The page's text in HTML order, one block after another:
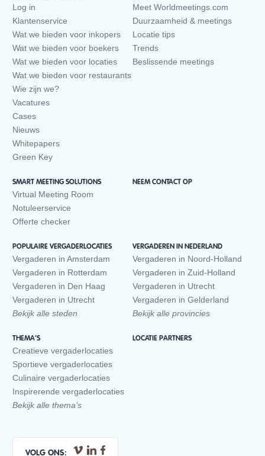
Log in
Klantenservice
Wat we bieden voor inkopers
Wat we bieden voor boekers
Wat we bieden voor locaties
Wat we bieden voor restaurants
Wie zijn we?
Vacatures
Cases
Nieuws
Whitepapers
Green Key
Meet Worldmeetings.com
Duurzaamheid & meetings
Locatie tips
Trends
Beslissende meetings
SMART MEETING SOLUTIONS
Virtual Meeting Room
Notuleerservice
Offerte checker
NEEM CONTACT OP
POPULAIRE VERGADERLOCATIES
Vergaderen in Amsterdam
Vergaderen in Rotterdam
Vergaderen in Den Haag
Vergaderen in Utrecht
Bekijk alle steden
VERGADEREN IN NEDERLAND
Vergaderen in Noord-Holland
Vergaderen in Zuid-Holland
Vergaderen in Utrecht
Vergaderen in Gelderland
Bekijk alle provincies
THEMA’S
Creatieve vergaderlocaties
Sportieve vergaderlocaties
Culinaire vergaderlocaties
Inspirerende vergaderlocaties
Bekijk alle thema’s
LOCATIE PARTNERS
VOLG ONS: